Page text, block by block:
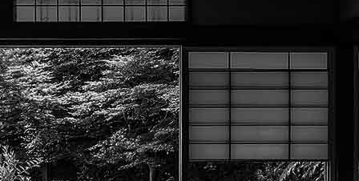
Exporter les lignes sélectionnées
Exporter uniquement les colonnes affichées
Menu
<
>
Photos club
Vidéos club
Documents club